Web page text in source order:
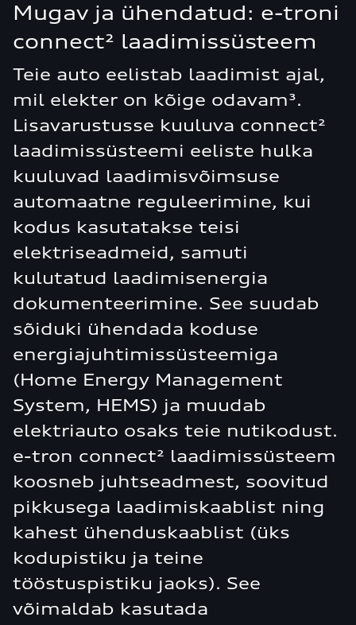
Mugav ja ühendatud: e-troni
connect² laadimissüsteem
Teie auto eelistab laadimist ajal,
mil elekter on kõige odavam³.
Lisavarustusse kuuluva connect²
laadimissüsteemi eeliste hulka
kuuluvad laadimisvõimsuse
automaatne reguleerimine, kui
kodus kasutatakse teisi
elektriseadmeid, samuti
kulutatud laadimisenergia
dokumenteerimine. See suudab
sõiduki ühendada koduse
energiajuhtimissüsteemiga
(Home Energy Management
System, HEMS) ja muudab
elektriauto osaks teie nutikodust.
e-tron connect² laadimissüsteem
koosneb juhtseadmest, soovitud
pikkusega laadimiskaablist ning
kahest ühenduskaablist (üks
kodupistiku ja teine
tööstuspistiku jaoks). See
võimaldab kasutada